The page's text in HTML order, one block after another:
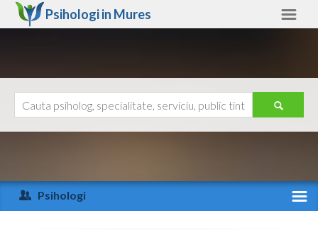
Psihologi in Mures
Arad
Arges
Ajutor
Psihologi